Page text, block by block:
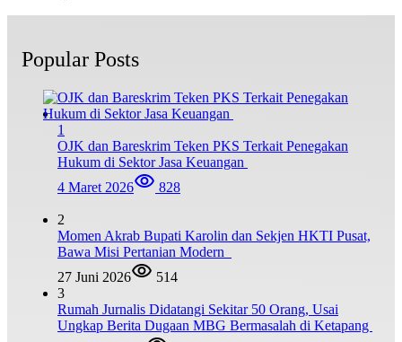
Popular Posts
1
OJK dan Bareskrim Teken PKS Terkait Penegakan
Hukum di Sektor Jasa Keuangan
4 Maret 2026
828
2
Momen Akrab Bupati Karolin dan Sekjen HKTI Pusat,
Bawa Misi Pertanian Modern
27 Juni 2026
514
3
Rumah Jurnalis Didatangi Sekitar 50 Orang, Usai
Ungkap Berita Dugaan MBG Bermasalah di Ketapang